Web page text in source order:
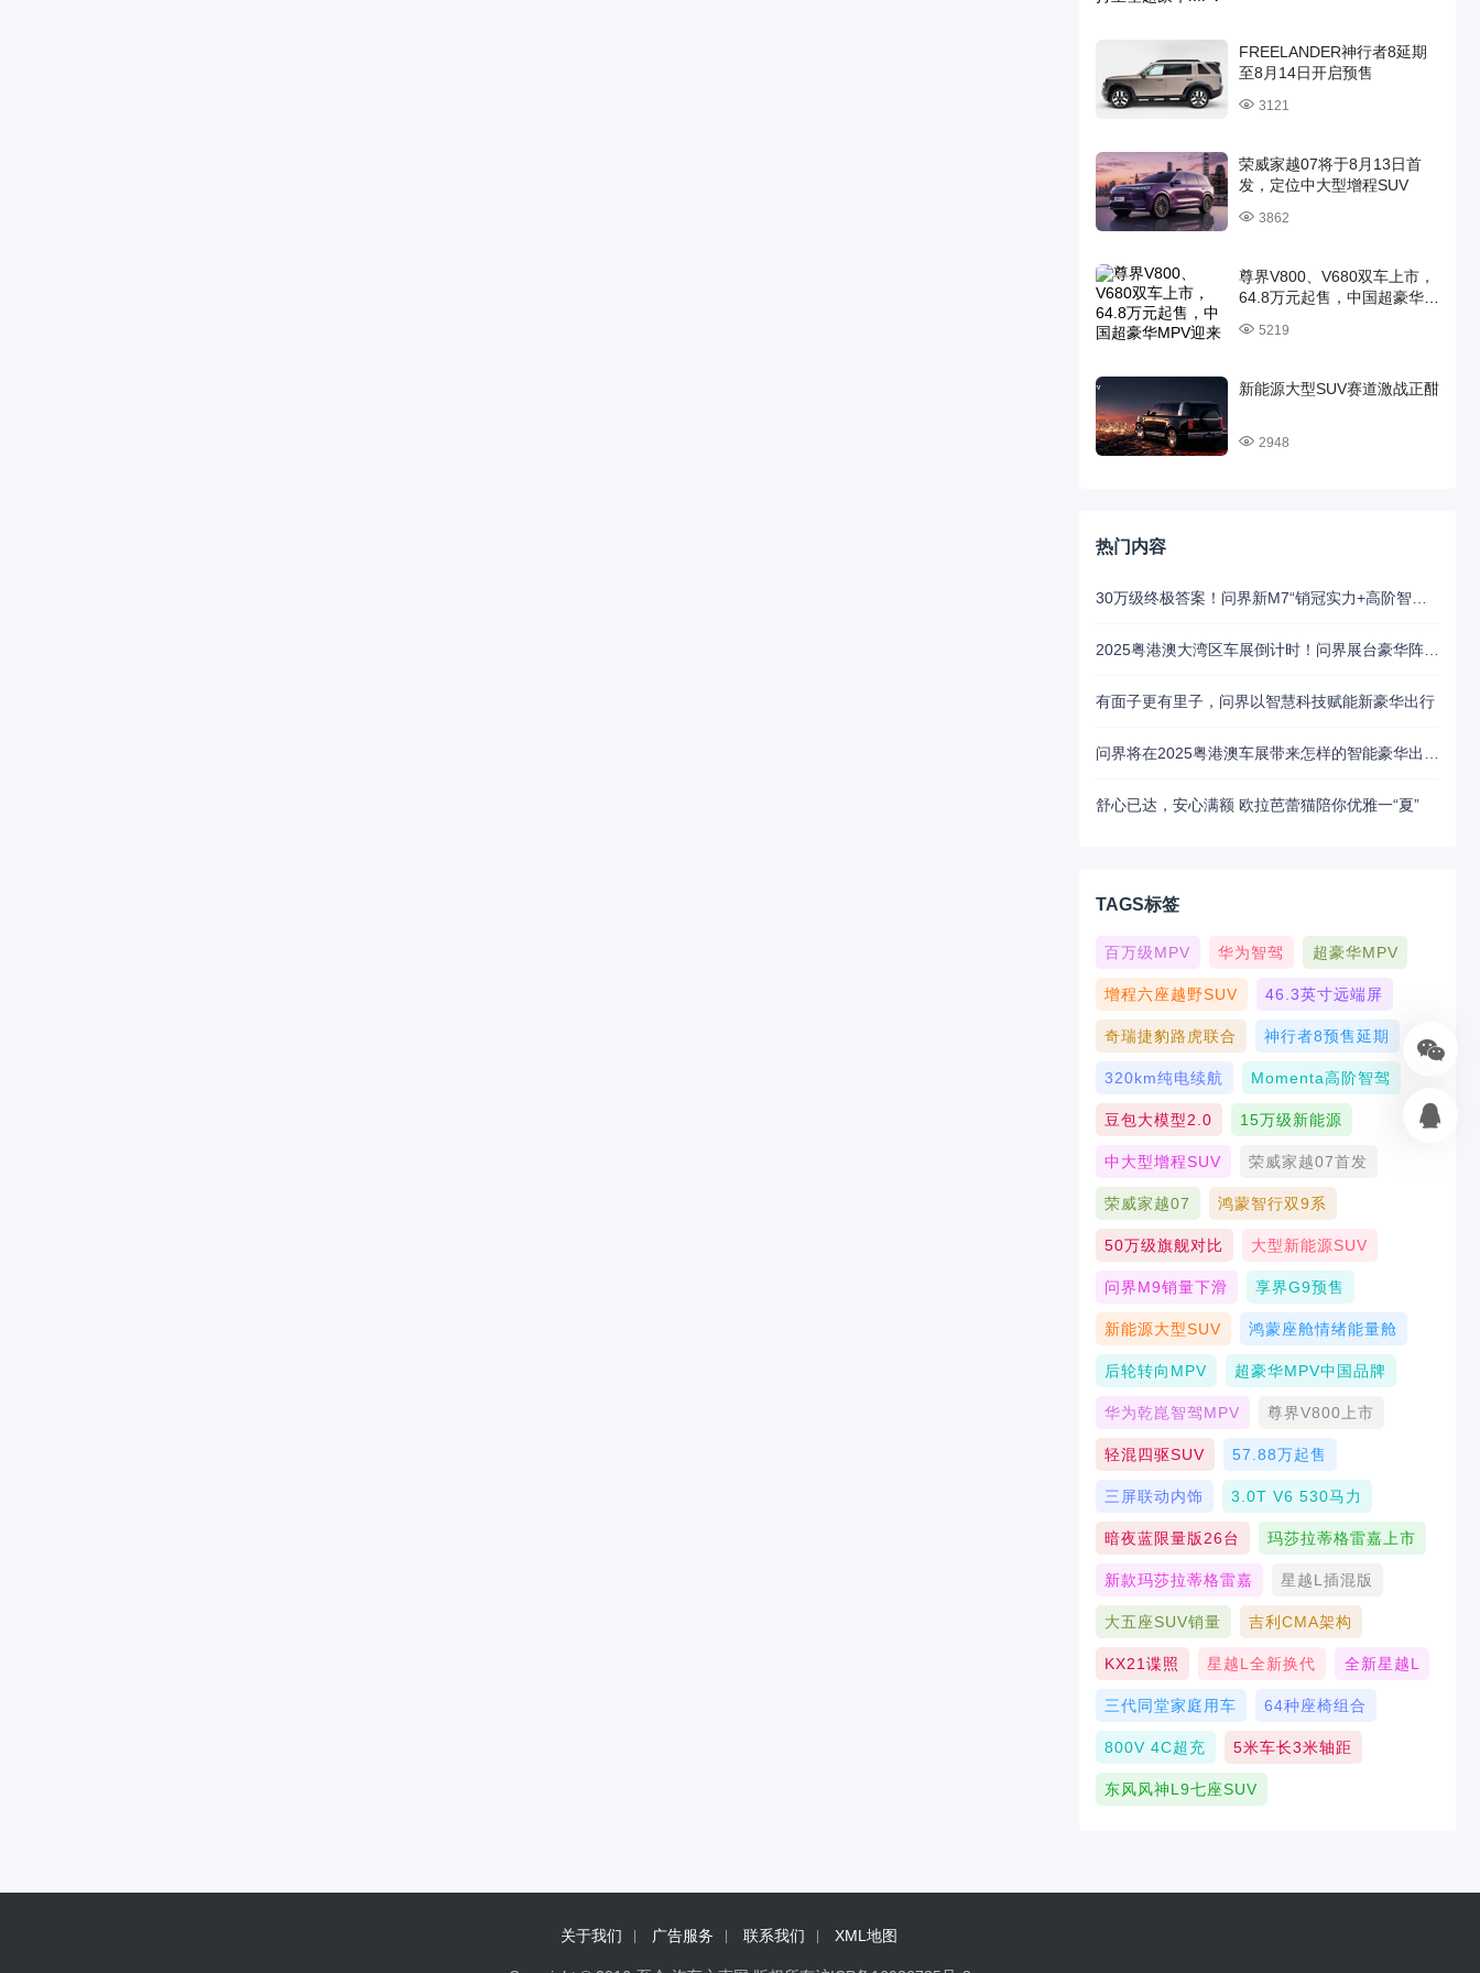
FREELANDER神行者8延期
至8月14日开启预售
3121
荣威家越07将于8月13日首
发，定位中大型增程SUV
3862
尊界V800、V680双车上市，
64.8万元起售，中国超豪华
5219
新能源大型SUV赛道激战正酣
2948
热门内容
2025粤港澳大湾区车展倒计时！问界展台豪华阵容抢先揭秘
有面子更有里子，问界以智慧科技赋能新豪华出行
舒心已达，安心满额 欧拉芭蕾猫陪你优雅一“夏”
TAGS标签
百万级MPV 华为智驾 超豪华MPV
增程六座越野SUV 46.3英寸远端屏
奇瑞捷豹路虎联合 神行者8预售延期
320km纯电续航 Momenta高阶智驾
豆包大模型2.0 15万级新能源
中大型增程SUV 荣威家越07首发
荣威家越07 鸿蒙智行双9系
50万级旗舰对比 大型新能源SUV
问界M9销量下滑 享界G9预售
新能源大型SUV 鸿蒙座舱情绪能量舱
后轮转向MPV 超豪华MPV中国品牌
华为乾崑智驾MPV 尊界V800上市
轻混四驱SUV 57.88万起售
三屏联动内饰 3.0T V6 530马力
暗夜蓝限量版26台 玛莎拉蒂格雷嘉上市
新款玛莎拉蒂格雷嘉 星越L插混版
大五座SUV销量 吉利CMA架构
KX21谍照 星越L全新换代 全新星越L
三代同堂家庭用车 64种座椅组合
800V 4C超充 5米车长3米轴距
东风风神L9七座SUV
关于我们 广告服务 联系我们 XML地图